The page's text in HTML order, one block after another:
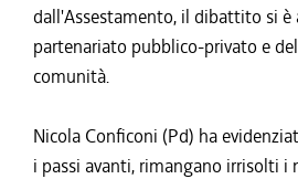
dall'Assestamento, il dibattito si è
partenariato pubblico-privato e
comunità.
Nicola Conficoni (Pd) ha
i passi avanti, rimangano irrisolti i